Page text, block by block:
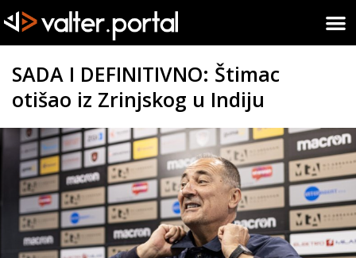
SADA I DEFINITIVNO: Štimac
otišao iz Zrinjskog u Indiju